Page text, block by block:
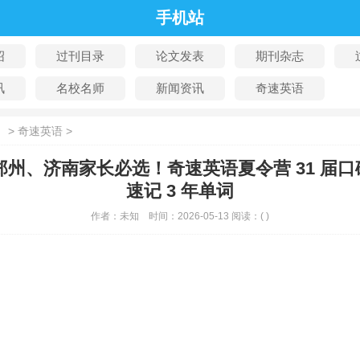
手机站
过刊目录 论文发表 期刊杂志
名校名师 新闻资讯 奇速英语
> 奇速英语 >
州、济南家长必选！奇速英语夏令营 31 届口
速记 3 年单词
作者： 未知 时间： 2026-05-13 阅读： ( )